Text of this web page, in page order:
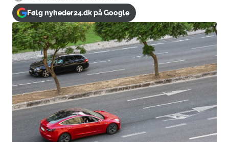
Følg nyheder24.dk på Google